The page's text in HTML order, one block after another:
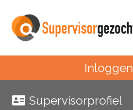
Inloggen
Supervisorprofiel